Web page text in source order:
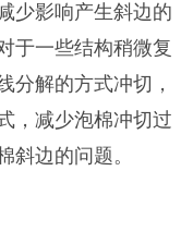
少影响产生斜边的
于一些结构稍微复
分解的方式冲切，
，减少泡棉冲切过
斜边的问题。